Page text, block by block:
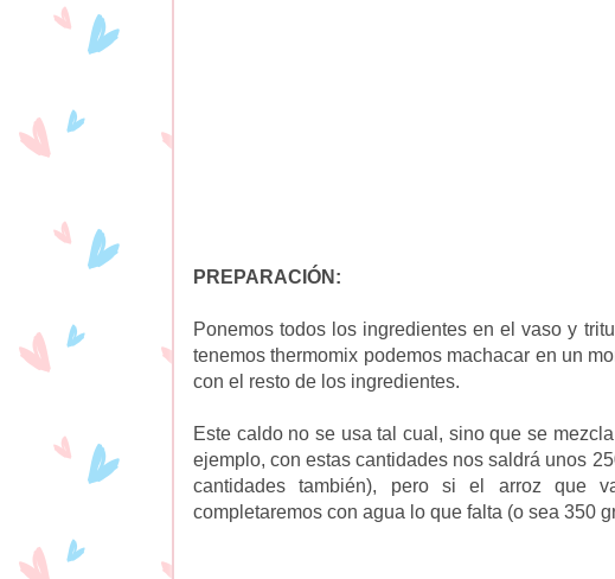
PREPARACIÓN:
Ponemos todos los ingredientes en el vaso y
tenemos thermomix podemos machacar en un
con el resto de los ingredientes.
Este caldo no se usa tal cual, sino que se
ejemplo, con estas cantidades nos saldrá unos
cantidades también), pero si el arroz que
completaremos con agua lo que falta (o sea 350